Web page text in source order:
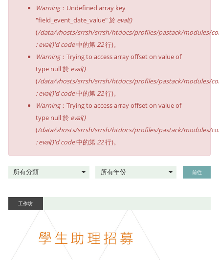
Warning：Undefined array key
"field_event_date_value" 於 eval()
(/data/vhosts/srrsh/srrsh/htdocs/profiles/pastack/modules/
: eval()'d code中的第 22行)。
Warning：Trying to access array offset on value of
type null 於 eval()
(/data/vhosts/srrsh/srrsh/htdocs/profiles/pastack/modules/
: eval()'d code中的第 22行)。
Warning：Trying to access array offset on value of
type null 於 eval()
(/data/vhosts/srrsh/srrsh/htdocs/profiles/pastack/modules/
: eval()'d code中的第 22行)。
前往
工作坊